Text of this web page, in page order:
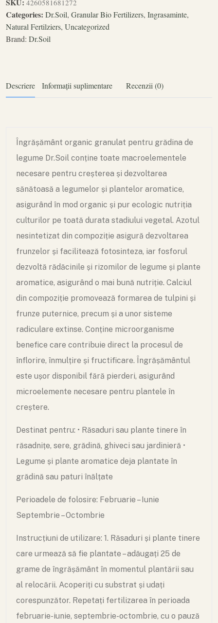
4260581681272
Categories: Dr.Soil, Granular Bio Fertilizers, Ingrasaminte,
Natural Fertilziers, Uncategorized
Brand: Dr.Soil
Descriere Informații suplimentare Recenzii (0)
Îngrășământ organic granulat pentru grădina de
legume Dr.Soil conține toate macroelementele
necesare pentru creșterea și dezvoltarea
sănătoasă a legumelor și plantelor aromatice,
asigurând în mod organic și pur ecologic nutriția
culturilor pe toată durata stadiului vegetal. Azotul
nesintetizat din compoziție asigură dezvoltarea
frunzelor și facilitează fotosinteza, iar fosforul
dezvoltă rădăcinile și rizomilor de legume și plante
aromatice, asigurând o mai bună nutriție. Calciul
din compoziție promovează formarea de tulpini și
frunze puternice, precum și a unor sisteme
radiculare extinse. Conține microorganisme
benefice care contribuie direct la procesul de
înflorire, înmulțire și fructificare. Îngrășământul
este ușor disponibil fără pierderi, asigurând
microelemente necesare pentru plantele în
creștere.
Destinat pentru: • Răsaduri sau plante tinere în
răsadnițe, sere, grădină, ghiveci sau jardinieră •
Legume și plante aromatice deja plantate în
grădină sau paturi înălțate
Perioadele de folosire: Februarie – Iunie
Septembrie – Octombrie
Instrucțiuni de utilizare: 1. Răsaduri și plante tinere
care urmează să fie plantate – adăugați 25 de
grame de îngrășământ în momentul plantării sau
al relocării. Acoperiți cu substrat și udați
corespunzător. Repetați fertilizarea în perioada
februarie-iunie, septembrie-octombrie, cu o pauză